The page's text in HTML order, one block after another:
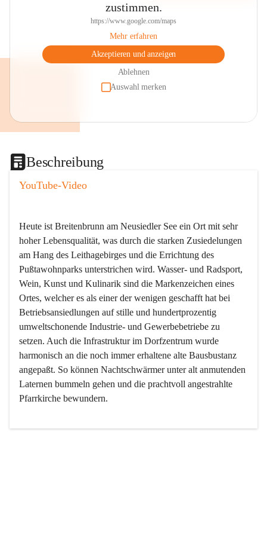
zustimmen.
https://www.google.com/maps
Mehr erfahren
Akzeptieren und anzeigen
Ablehnen
Auswahl merken
Beschreibung
YouTube-Video
Heute ist Breitenbrunn am Neusiedler See ein Ort mit sehr
hoher Lebensqualität, was durch die starken Zusiedelungen
am Hang des Leithagebirges und die Errichtung des
Pußtawohnparks unterstrichen wird. Wasser- und Radsport,
Wein, Kunst und Kulinarik sind die Markenzeichen eines
Ortes, welcher es als einer der wenigen geschafft hat bei
Betriebsansiedlungen auf stille und hundertprozentig
umweltschonende Industrie- und Gewerbebetriebe zu
setzen. Auch die Infrastruktur im Dorfzentrum wurde
harmonisch an die noch immer erhaltene alte Bausbustanz
angepaßt. So können Nachtschwärmer unter alt anmutenden
Laternen bummeln gehen und die prachtvoll angestrahlte
Pfarrkirche bewundern.
Der Weinbau dominert heute nicht mehr, ist aber integrativer